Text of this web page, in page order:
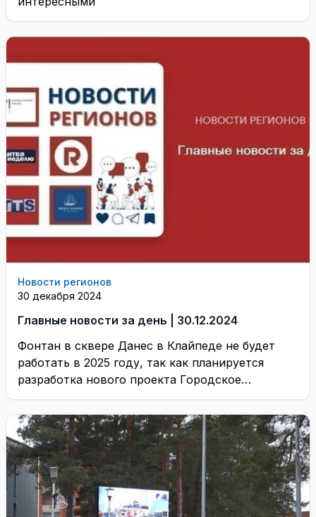
Новости регионов
30 декабря 2024
Главные новости за день | 30.12.2024
Фонтан в сквере Данес в Клайпеде не будет
работать в 2025 году, так как планируется
разработка нового проекта Городское
самоуправление ...